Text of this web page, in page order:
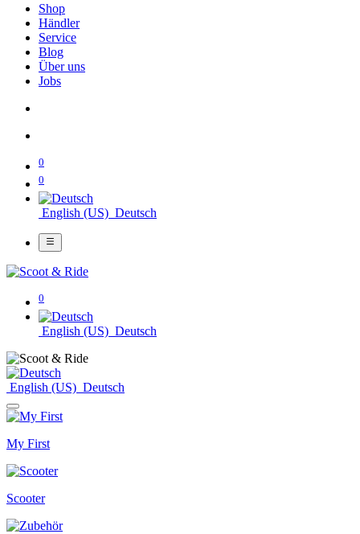
Shop
Händler
Service
Blog
Über uns
Jobs
0
0
English (US) Deutsch
0
English (US) Deutsch
English (US) Deutsch
My First
Scooter